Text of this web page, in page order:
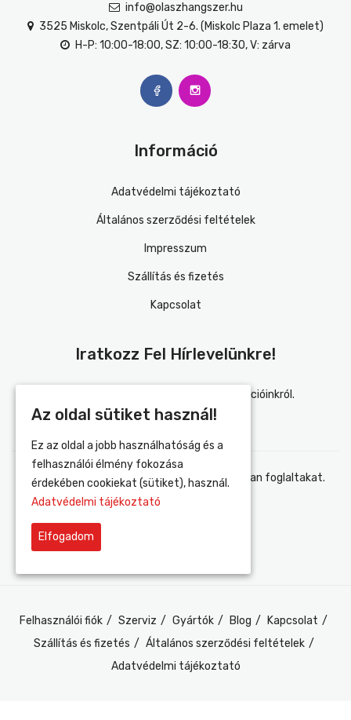
info@olaszhangszer.hu
3525 Miskolc, Szentpáli Út 2-6. (Miskolc Plaza 1. emelet)
H-P: 10:00-18:00, SZ: 10:00-18:30, V: zárva
Információ
Adatvédelmi tájékoztató
Általános szerződési feltételek
Impresszum
Szállítás és fizetés
Kapcsolat
Iratkozz Fel Hírlevelünkre!
Értesülj elsőként újdonságainkról és akcióinkról.
Elfogadom az adatvédelmi tájékoztatóban foglaltakat.
Felhasználói fiók Szerviz Gyártók Blog
Kapcsolat
Szállítás és fizetés
Általános szerződési feltételek
Adatvédelmi tájékoztató
Az oldal sütiket használ!
Ez az oldal a jobb használhatóság és a
felhasználói élmény fokozása
érdekében cookiekat (sütiket), használ.
Adatvédelmi tájékoztató
Elfogadom